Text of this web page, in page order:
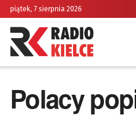
piątek, 7 sierpnia 2026
Polacy